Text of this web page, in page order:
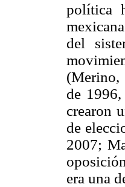
política
del
(Merino,
de
crearon
de
2007;
era una